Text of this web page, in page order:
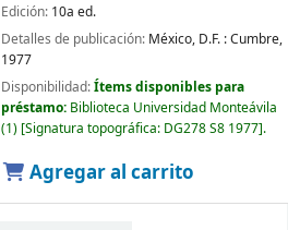
Edición: 10a ed.
Detalles de publicación: México, D.F. :Cumbre,
1977
Disponibilidad:Ítems disponibles para
préstamo: Biblioteca Universidad Monteávila
(1) Signatura topográfica: DG278 S8 1977 .
Agregar al carrito